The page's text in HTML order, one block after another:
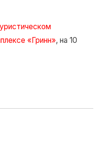
«Гринн», на 10